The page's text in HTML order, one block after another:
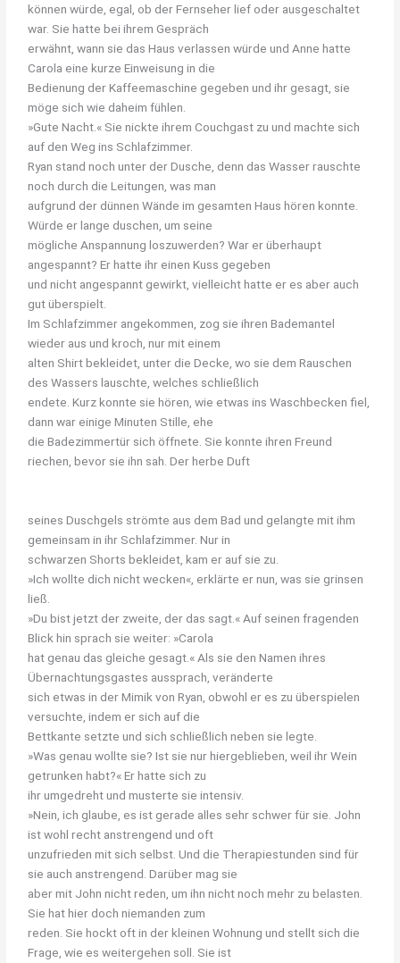
können würde, egal, ob der Fernseher lief oder ausgeschaltet
war. Sie hatte bei ihrem Gespräch
erwähnt, wann sie das Haus verlassen würde und Anne hatte
Carola eine kurze Einweisung in die
Bedienung der Kaffeemaschine gegeben und ihr gesagt, sie
möge sich wie daheim fühlen.
»Gute Nacht.« Sie nickte ihrem Couchgast zu und machte sich
auf den Weg ins Schlafzimmer.
Ryan stand noch unter der Dusche, denn das Wasser rauschte
noch durch die Leitungen, was man
aufgrund der dünnen Wände im gesamten Haus hören konnte.
Würde er lange duschen, um seine
mögliche Anspannung loszuwerden? War er überhaupt
angespannt? Er hatte ihr einen Kuss gegeben
und nicht angespannt gewirkt, vielleicht hatte er es aber auch
gut überspielt.
Im Schlafzimmer angekommen, zog sie ihren Bademantel
wieder aus und kroch, nur mit einem
alten Shirt bekleidet, unter die Decke, wo sie dem Rauschen
des Wassers lauschte, welches schließlich
endete. Kurz konnte sie hören, wie etwas ins Waschbecken fiel,
dann war einige Minuten Stille, ehe
die Badezimmertür sich öffnete. Sie konnte ihren Freund
riechen, bevor sie ihn sah. Der herbe Duft
seines Duschgels strömte aus dem Bad und gelangte mit ihm
gemeinsam in ihr Schlafzimmer. Nur in
schwarzen Shorts bekleidet, kam er auf sie zu.
»Ich wollte dich nicht wecken«, erklärte er nun, was sie grinsen
ließ.
»Du bist jetzt der zweite, der das sagt.« Auf seinen fragenden
Blick hin sprach sie weiter: »Carola
hat genau das gleiche gesagt.« Als sie den Namen ihres
Übernachtungsgastes aussprach, veränderte
sich etwas in der Mimik von Ryan, obwohl er es zu überspielen
versuchte, indem er sich auf die
Bettkante setzte und sich schließlich neben sie legte.
»Was genau wollte sie? Ist sie nur hiergeblieben, weil ihr Wein
getrunken habt?« Er hatte sich zu
ihr umgedreht und musterte sie intensiv.
»Nein, ich glaube, es ist gerade alles sehr schwer für sie. John
ist wohl recht anstrengend und oft
unzufrieden mit sich selbst. Und die Therapiestunden sind für
sie auch anstrengend. Darüber mag sie
aber mit John nicht reden, um ihn nicht noch mehr zu belasten.
Sie hat hier doch niemanden zum
reden. Sie hockt oft in der kleinen Wohnung und stellt sich die
Frage, wie es weitergehen soll. Sie ist